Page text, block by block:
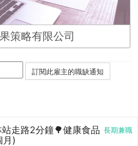
策略有限公司
長期兼職
走路2分鐘🌳健康食品
月)